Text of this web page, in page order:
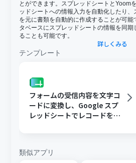
オペレーション数が5つを越える
際は、ミニプラン以上のプラン
ランの場合はフローボットが起
ださい。
とができます。スプレッドシートとYoom
ッドシートへの情報入力を自動化したり
を元に書類を自動的に作成することが可能
タベースにスプレッドシートの情報を同
ることも可能です。
詳しくみる
テンプレート
フォームの受信内容を文字コ
ードに変換し、Google スプ
レッドシートでレコードを追
類似アプリ